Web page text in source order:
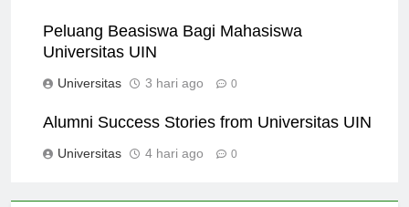
Peluang Beasiswa Bagi Mahasiswa
Universitas UIN
Universitas 3 hari ago 0
Alumni Success Stories from Universitas UIN
Universitas 4 hari ago 0